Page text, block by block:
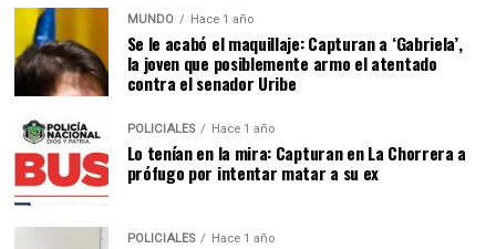
MUNDO Hace 1 año
Se le acabó el maquillaje: Capturan a ‘Gabriela’,
la joven que posiblemente armo el atentado
contra el senador Uribe
POLICIALES Hace 1 año
Lo tenían en la mira: Capturan en La Chorrera a
prófugo por intentar matar a su ex
POLICIALES Hace 1 año